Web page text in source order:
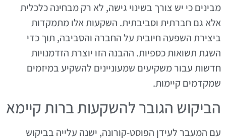
מבינים כי יש צורך בשינוי גישה, לא רק מבחינה כלכלית
אלא גם חברתית וסביבתית. השקעות אלו מתמקדות
ביצירת השפעה חיובית על החברה והסביבה, תוך כדי
השגת תשואות כספיות. ההבנה הזו יוצרת הזדמנויות
חדשות עבור משקיעים שמעוניינים להשקיע במיזמים
שמקדמים קיימות.
הביקוש הגובר להשקעות ברות קיימא
עם המעבר לעידן הפוסט-קורונה, ישנה עלייה בביקוש